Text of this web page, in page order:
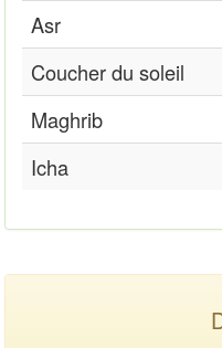
Asr
Coucher du soleil
Maghrib
Icha